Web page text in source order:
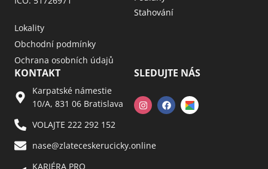
Lokality
Obchodní podmínky
Ochrana osobních údajů
Stahování
KONTAKT
Karpatské námestie
10/A, 831 06 Bratislava
VOLAJTE 222 292 152
nase@zlateceskerucicky.online
KARIÉRA PRO
SLEDUJTE NÁS